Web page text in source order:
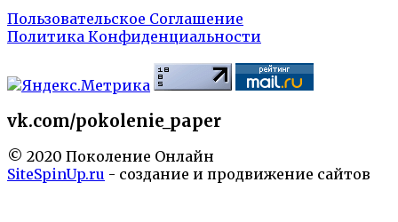
Пользовательское Соглашение
Политика Конфиденциальности
vk.com/pokolenie_paper
© 2020 Поколение Онлайн
SiteSpinUp.ru - создание и продвижение сайтов